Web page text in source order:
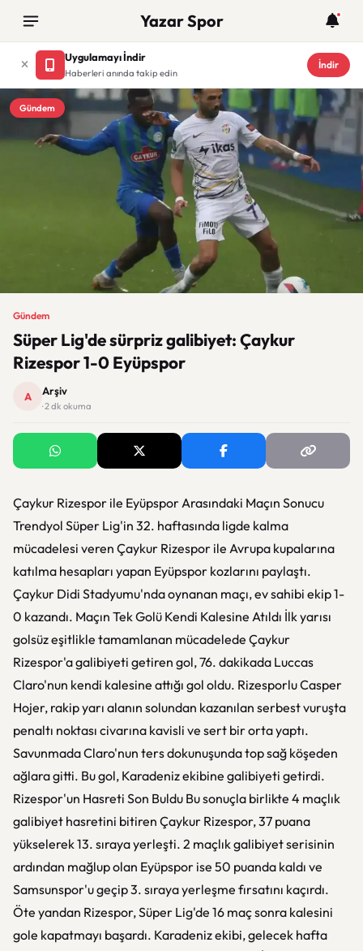
Yazar Spor
Uygulamayı İndir
Haberleri anında takip edin
İndir
Gündem
Gündem
Süper Lig'de sürpriz galibiyet: Çaykur
Rizespor 1-0 Eyüpspor
A Arşiv
· 2 dk okuma
Çaykur Rizespor ile Eyüpspor Arasındaki Maçın Sonucu
Trendyol Süper Lig'in 32. haftasında ligde kalma
mücadelesi veren Çaykur Rizespor ile Avrupa kupalarına
katılma hesapları yapan Eyüpspor kozlarını paylaştı.
Çaykur Didi Stadyumu'nda oynanan maçı, ev sahibi ekip 1-
0 kazandı. Maçın Tek Golü Kendi Kalesine Atıldı İlk yarısı
golsüz eşitlikle tamamlanan mücadelede Çaykur
Rizespor'a galibiyeti getiren gol, 76. dakikada Luccas
Claro'nun kendi kalesine attığı gol oldu. Rizesporlu Casper
Hojer, rakip yarı alanın solundan kazanılan serbest vuruşta
penaltı noktası civarına kavisli ve sert bir orta yaptı.
Savunmada Claro'nun ters dokunuşunda top sağ köşeden
ağlara gitti. Bu gol, Karadeniz ekibine galibiyeti getirdi.
Rizespor'un Hasreti Son Buldu Bu sonuçla birlikte 4 maçlık
galibiyet hasretini bitiren Çaykur Rizespor, 37 puana
yükselerek 13. sıraya yerleşti. 2 maçlık galibiyet serisinin
ardından mağlup olan Eyüpspor ise 50 puanda kaldı ve
Samsunspor'u geçip 3. sıraya yerleşme fırsatını kaçırdı.
Öte yandan Rizespor, Süper Lig'de 16 maç sonra kalesini
gole kapatmayı başardı. Karadeniz ekibi, gelecek hafta